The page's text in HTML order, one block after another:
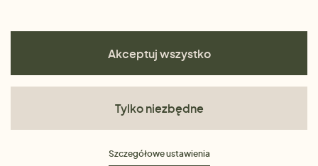
Akceptuj wszystko
Tylko niezbędne
Szczegółowe ustawienia